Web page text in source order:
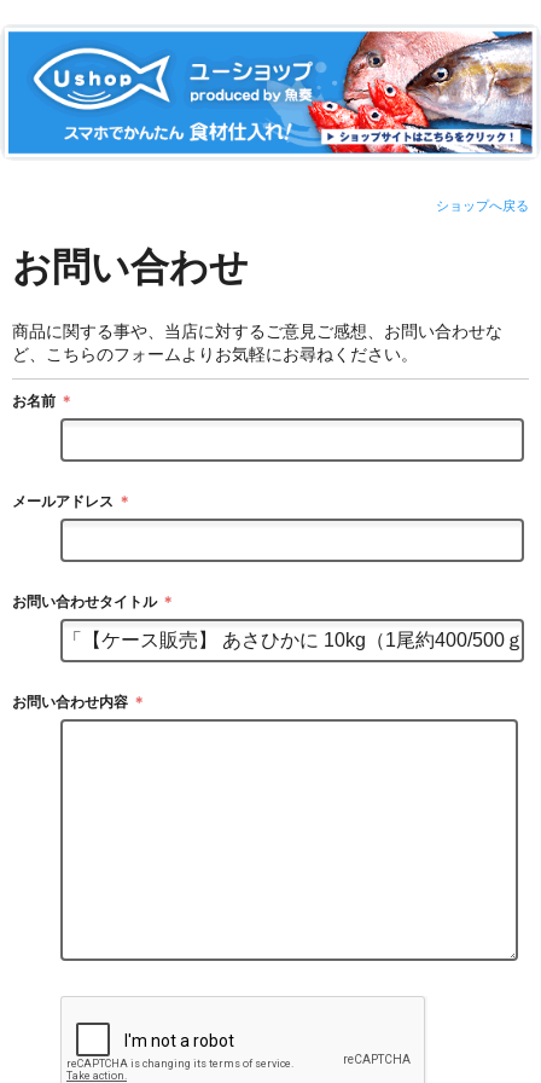
ショップへ戻る
お問い合わせ
商品に関する事や、当店に対するご意見ご感想、お問い合わせな
ど、こちらのフォームよりお気軽にお尋ねください。
お名前 ＊
メールアドレス ＊
お問い合わせタイトル ＊
お問い合わせ内容 ＊